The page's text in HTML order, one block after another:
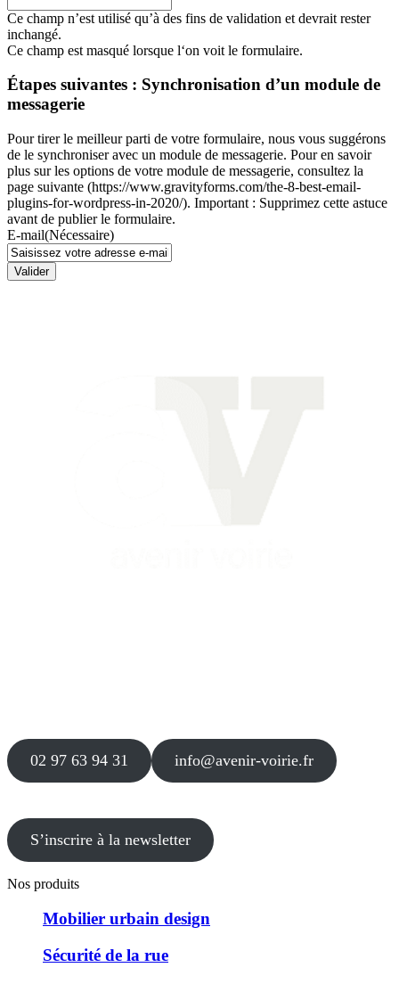
Ce champ n’est utilisé qu’à des fins de validation et devrait rester
inchangé.
Ce champ est masqué lorsque l‘on voit le formulaire.
Étapes suivantes : Synchronisation d’un module de
messagerie
Pour tirer le meilleur parti de votre formulaire, nous vous suggérons
de le synchroniser avec un module de messagerie. Pour en savoir
plus sur les options de votre module de messagerie, consultez la
page suivante (https://www.gravityforms.com/the-8-best-email-
plugins-for-wordpress-in-2020/). Important : Supprimez cette astuce
avant de publier le formulaire.
E-mail(Nécessaire)
Valider
02 97 63 94 31 info@avenir-voirie.fr
S’inscrire à la newsletter
Nos produits
Mobilier urbain design
Sécurité de la rue